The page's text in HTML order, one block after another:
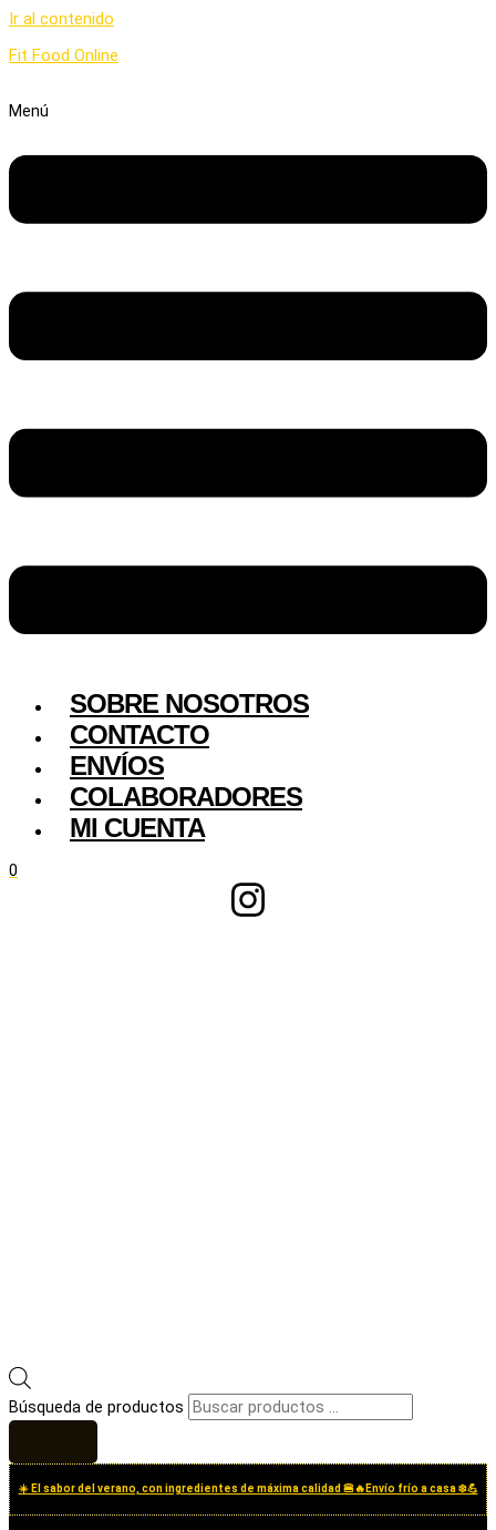
Ir al contenido
Fit Food Online
Menú
SOBRE NOSOTROS
CONTACTO
ENVÍOS
COLABORADORES
MI CUENTA
0
Búsqueda de productos
☀️ El sabor del verano, con ingredientes de máxima calidad 🍔🔥Envío frío a casa ❄️💪